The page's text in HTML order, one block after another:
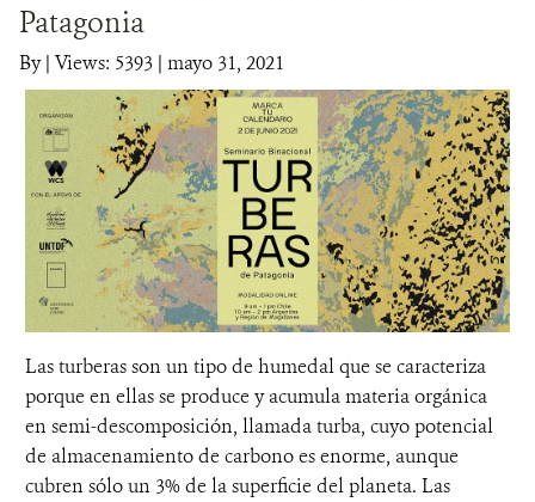
Patagonia
By| Views: 5393 | mayo 31, 2021
Las turberas son un tipo de humedal que se caracteriza
porque en ellas se produce y acumula materia orgánica
en semi-descomposición, llamada turba, cuyo potencial
de almacenamiento de carbono es enorme, aunque
cubren sólo un 3% de la superficie del planeta. Las